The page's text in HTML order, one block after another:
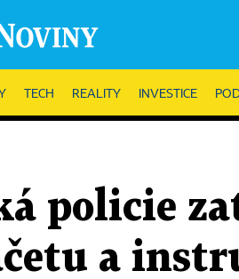
TECH REALITY INVESTICE
policie
a